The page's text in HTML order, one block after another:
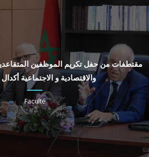
مقتطفات من حفل تكريم الموظفين المتقاعدين
والاقتصادية و الاجتماعية
Faculté